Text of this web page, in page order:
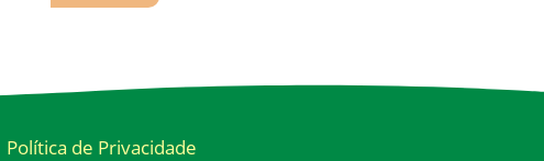
Política de Privacidade